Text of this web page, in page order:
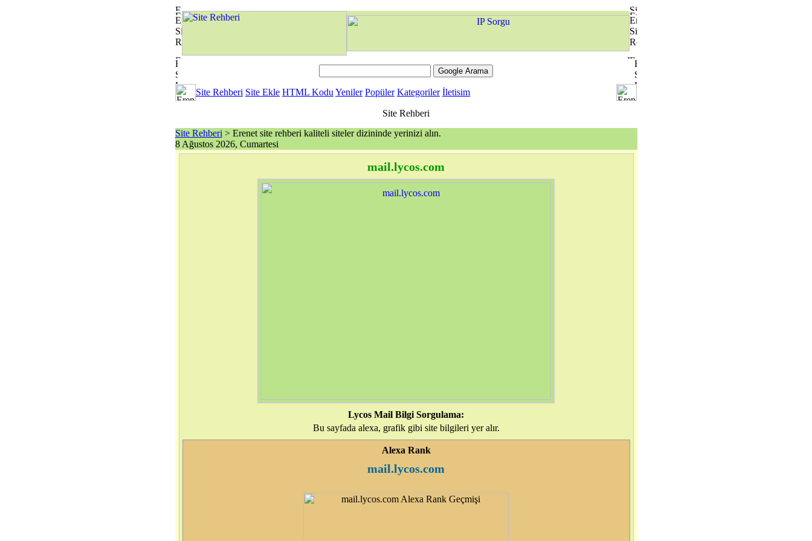
Site Rehberi Site Ekle HTML Kodu Yeniler Popüler Kategoriler İletisim
Site Rehberi
Site Rehberi > Erenet site rehberi kaliteli siteler dizininde yerinizi alın.
8 Ağustos 2026, Cumartesi
mail.lycos.com
Lycos Mail Bilgi Sorgulama:
Bu sayfada alexa, grafik gibi site bilgileri yer alır.
Alexa Rank
mail.lycos.com